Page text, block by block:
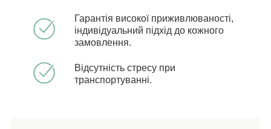
Гарантія високої приживлюваності,
індивідуальний підхід до кожного
замовлення.
Відсутність стресу при
транспортуванні.